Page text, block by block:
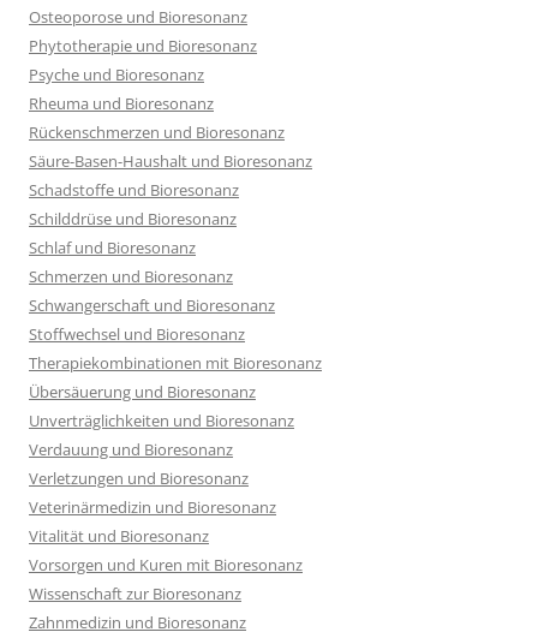
Osteoporose und Bioresonanz
Phytotherapie und Bioresonanz
Psyche und Bioresonanz
Rheuma und Bioresonanz
Rückenschmerzen und Bioresonanz
Säure-Basen-Haushalt und Bioresonanz
Schadstoffe und Bioresonanz
Schilddrüse und Bioresonanz
Schlaf und Bioresonanz
Schmerzen und Bioresonanz
Schwangerschaft und Bioresonanz
Stoffwechsel und Bioresonanz
Therapiekombinationen mit Bioresonanz
Übersäuerung und Bioresonanz
Unverträglichkeiten und Bioresonanz
Verdauung und Bioresonanz
Verletzungen und Bioresonanz
Veterinärmedizin und Bioresonanz
Vitalität und Bioresonanz
Vorsorgen und Kuren mit Bioresonanz
Wissenschaft zur Bioresonanz
Zahnmedizin und Bioresonanz